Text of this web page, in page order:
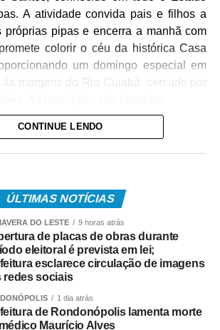
A atividade convida pais e filhos a
próprias pipas e encerra a manhã com
colorir o céu da histórica Casa
um domingo especial em
às margens do Rio Cuiabá, cercado por
às 9h30 com uma conversa sobre a
e equilíbrio da pipa e, ao final,
festival para colocar as criações no ar.
haverá brincadeiras, interação e
a fazer uma pipa, queremos
momento em família. Muitos pais
quando eram crianças e agora terão a
CONTINUE LENDO
ÚLTIMAS NOTÍCIAS
DO LESTE 9 horas atrás
de placas de obras durante
eleitoral é prevista em lei;
esclarece circulação de imagens
redes sociais
1 dia atrás
de Rondonópolis lamenta morte
Maurício Alves